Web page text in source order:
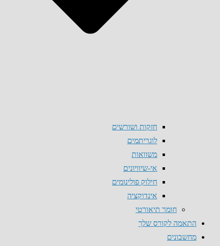
חזקות ושורשים
לוגריתמים
משוואות
אי-שיוויונים
חילוק פולינומים
אינדוקציה
חומר תיאורטי
התאמה לקורס שלך
מחשבונים